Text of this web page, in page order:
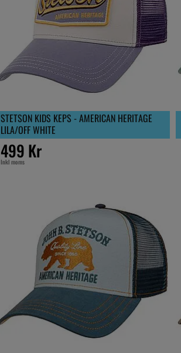
STETSON KIDS KEPS - AMERICAN HERITAGE
LILA/OFF WHITE
499 Kr
Inkl moms